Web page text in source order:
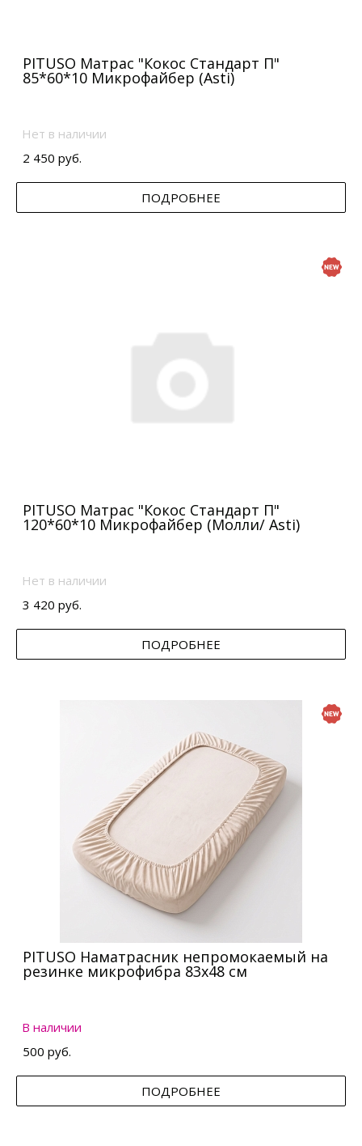
PITUSO Матрас "Кокос Стандарт П"
85*60*10 Микрофайбер (Asti)
Нет в наличии
2 450 руб.
ПОДРОБНЕЕ
PITUSO Матрас "Кокос Стандарт П"
120*60*10 Микрофайбер (Молли/ Asti)
Нет в наличии
3 420 руб.
ПОДРОБНЕЕ
PITUSO Наматрасник непромокаемый на
резинке микрофибра 83х48 см
В наличии
500 руб.
ПОДРОБНЕЕ